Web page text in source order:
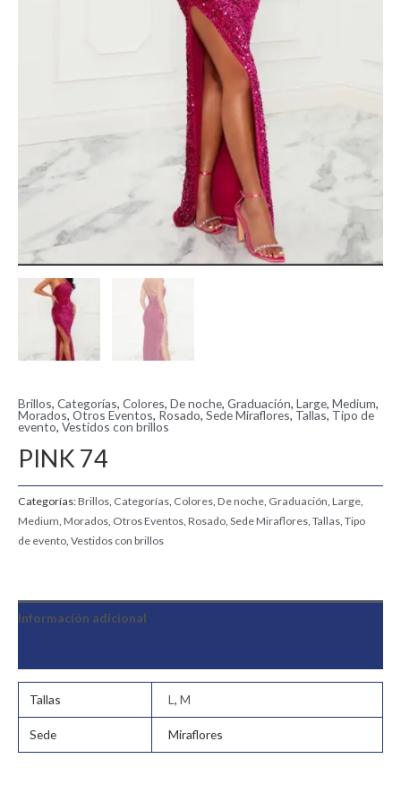
Brillos, Categorías, Colores, De noche, Graduación, Large, Medium,
Morados, Otros Eventos, Rosado, Sede Miraflores, Tallas, Tipo de
evento, Vestidos con brillos
PINK 74
Categorías:Brillos, Categorías, Colores, De noche, Graduación, Large,
Medium, Morados, Otros Eventos, Rosado, Sede Miraflores, Tallas, Tipo
de evento, Vestidos con brillos
Información adicional
Tallas L,M
Sede Miraflores